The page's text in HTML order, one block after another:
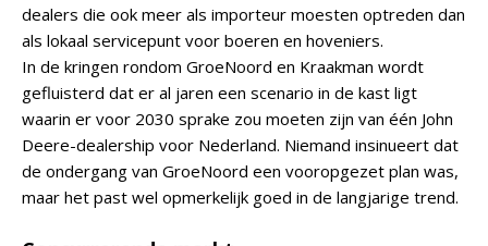
dealers die ook meer als importeur moesten optreden dan
als lokaal servicepunt voor boeren en hoveniers.
In de kringen rondom GroeNoord en Kraakman wordt
gefluisterd dat er al jaren een scenario in de kast ligt
waarin er voor 2030 sprake zou moeten zijn van één John
Deere-dealership voor Nederland. Niemand insinueert dat
de ondergang van GroeNoord een vooropgezet plan was,
maar het past wel opmerkelijk goed in de langjarige trend.